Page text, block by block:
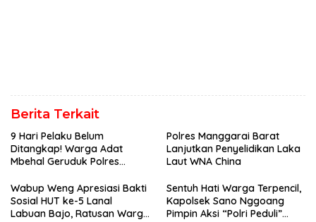
Berita Terkait
9 Hari Pelaku Belum
Ditangkap! Warga Adat
Mbehal Geruduk Polres
Penegakan Hukum Kapolres
Polres Manggarai Barat
Lanjutkan Penyelidikan Laka
Laut WNA China
Wabup Weng Apresiasi Bakti
Sosial HUT ke-5 Lanal
Labuan Bajo, Ratusan Warga
Sentuh Hati Warga Terpencil,
Kapolsek Sano Nggoang
Pimpin Aksi “Polri Peduli”